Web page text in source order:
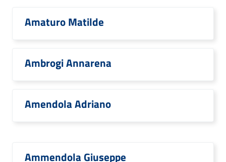
Amaturo Matilde
Ambrogi Annarena
Amendola Adriano
Ammendola Giuseppe